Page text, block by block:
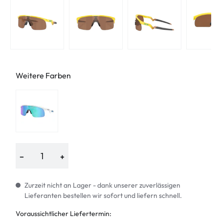
Weitere Farben
− +
Zurzeit nicht an Lager - dank unserer zuverlässigen
Lieferanten bestellen wir sofort und liefern schnell.
Voraussichtlicher Liefertermin: